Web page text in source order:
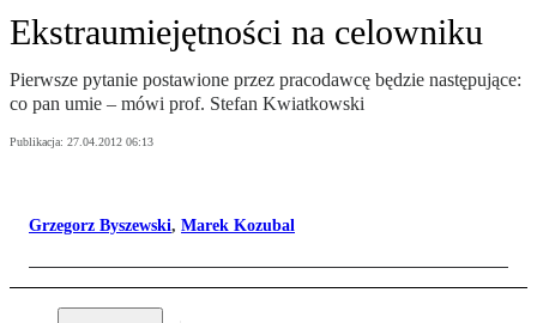
Ekstraumiejętności na celowniku
Pierwsze pytanie postawione przez pracodawcę będzie następujące:
co pan umie – mówi prof. Stefan Kwiatkowski
Publikacja: 27.04.2012 06:13
Grzegorz Byszewski, Marek Kozubal